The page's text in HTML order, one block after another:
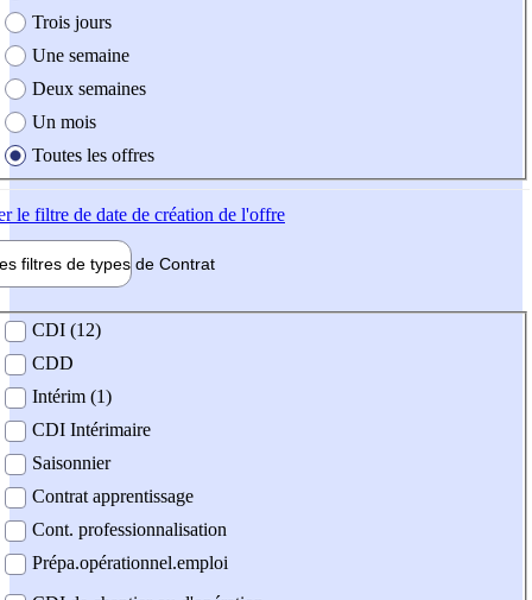
Trois jours
Une semaine
Deux semaines
Un mois
Toutes les offres
le filtre de date de création de l'offre
filtres de types de Contrat
contrat
CDI (12)
CDD
Intérim (1)
CDI Intérimaire
Saisonnier
Contrat apprentissage
Cont. professionnalisation
Prépa.opérationnel.emploi